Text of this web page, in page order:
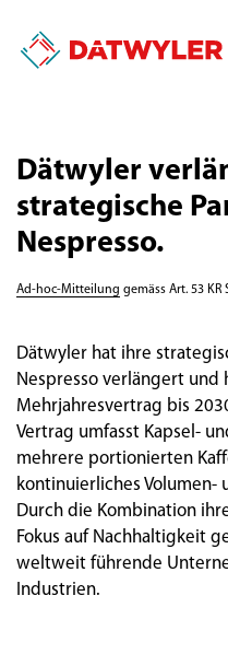
Dätwyler
strategische
Nespresso.
Ad-hoc-Mitteilung gemäss Art. 53 KR
Dätwyler hat ihre
Nespresso verlängert und
Mehrjahresvertrag bis
Vertrag umfasst Kapsel-
mehrere portionierten
kontinuierliches Volumen-
Durch die Kombination
Fokus auf Nachhaltigkeit
weltweit führende
Industrien.